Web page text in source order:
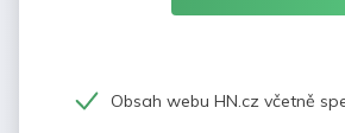
Obsah webu HN.cz včetně